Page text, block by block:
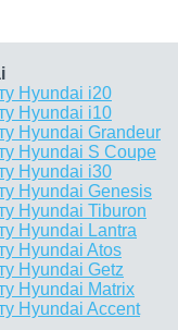
Hyundai i20
Hyundai i10
Hyundai Grandeur
Hyundai S Coupe
Hyundai i30
Hyundai Genesis
Hyundai Tiburon
Hyundai Lantra
Hyundai Atos
Hyundai Getz
Hyundai Matrix
Hyundai Accent